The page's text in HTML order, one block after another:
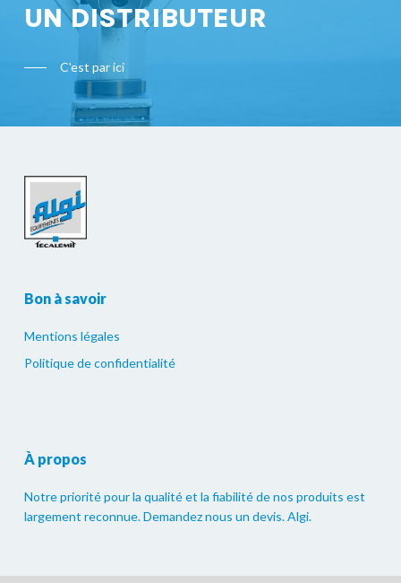
UN DISTRIBUTEUR
C'est par ici
Bon à savoir
Mentions légales
Politique de confidentialité
À propos
Notre priorité pour la qualité et la fiabilité de nos produits est
largement reconnue. Demandez nous un devis. Algi.